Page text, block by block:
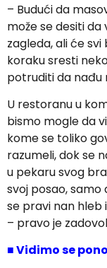
– Budući da
može se desiti
zagleda, ali će
koraku sresti
potruditi da nađu
U restoranu u
bismo mogle da
kome se toliko
razumeli, dok se
u pekaru svog
svoj posao, samo
se pravi nan hleb
– pravo je
■Vidimo se